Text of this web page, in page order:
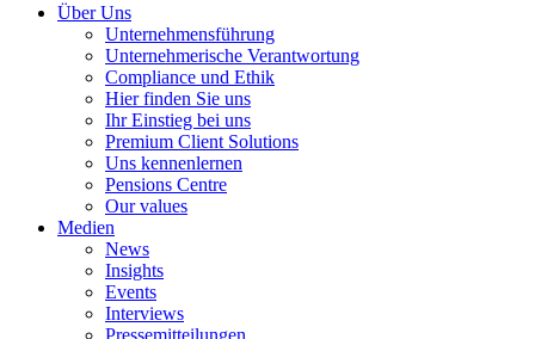
Über Uns
Unternehmensführung
Unternehmerische Verantwortung
Compliance und Ethik
Hier finden Sie uns
Ihr Einstieg bei uns
Premium Client Solutions
Uns kennenlernen
Pensions Centre
Our values
Medien
News
Insights
Events
Interviews
Pressemitteilungen